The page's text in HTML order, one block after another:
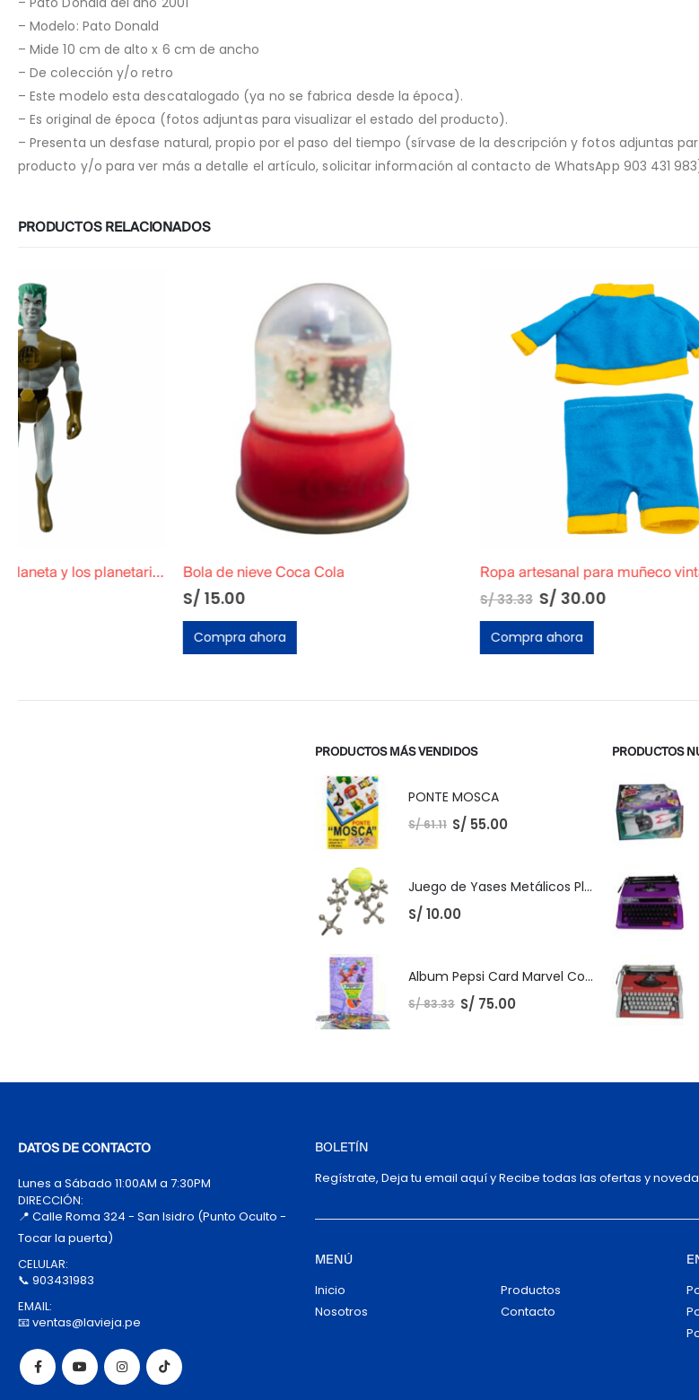
– Modelo: Pato Donald
– Mide 10 cm de alto x 6 cm de ancho
– De colección y/o retro
– Este modelo esta descatalogado (ya no se fabrica desde la época).
– Es original de época (fotos adjuntas para visualizar el estado del producto).
– Presenta un desfase natural, propio por el paso del tiempo (sírvase de la descripción y fotos adjuntas
producto y/o para ver más a detalle el artículo, solicitar información al contacto de WhatsApp 903 431
PRODUCTOS RELACIONADOS
Bola de nieve Coca Cola Ropa artesanal para muñeco vintage tipo orejón (compatible con Topo Gigio) Figura de
PRODUCTOS MÁS VENDIDOS
PONTE MOSCA
S/61.11 S/ 55.00
Juego de Yases Metálicos Plomos 6 Unidades + Pelota de Goma (En Bolsita Lista para Regalar)
S/ 10.00
Album Pepsi Card Marvel Completo
S/83.33 S/ 75.00
PRODUCTOS
DATOS DE CONTACTO
Lunes a Sábado 11:00AM a 7:30PM
DIRECCIÓN:
📍 Calle Roma 324 - San Isidro (Punto Oculto -
Tocar la puerta)
CELULAR:
📞 903431983
EMAIL:
📧 ventas@lavieja.pe
BOLETÍN
Regístrate, Deja tu email aquí y Recibe todas las ofertas y
MENÚ
Inicio
Nosotros
Productos
Contacto